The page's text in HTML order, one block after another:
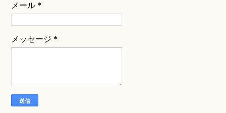
メール*
メッセージ*